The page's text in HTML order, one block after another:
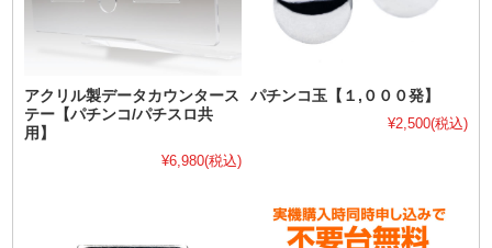
アクリル製データカウンタース
テー【パチンコ/パチスロ共
用】
¥6,980(税込)
パチンコ玉【１,０００発】
¥2,500(税込)